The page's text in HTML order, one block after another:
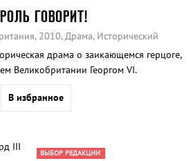
ГОВОРИТ!
2010, Драма, Исторический
драма о заикающемся герцоге,
Великобритании Георгом VI.
В избранное
ВЫБОР РЕДАКЦИИ